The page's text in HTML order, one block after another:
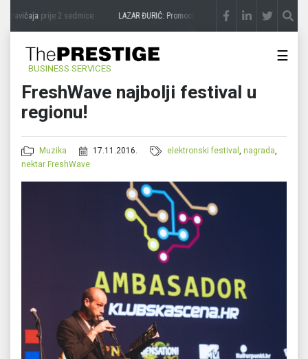
zavičajaprije 2 sedmice LAZAR ĐURIĆ: Promocija potencijal pretvara u destinaciju
BUSINESS SERVICES
☰
FreshWave najbolji festival u
regionu!
Muzika 17.11.2016. elektronski festival,nagrada,
nektar FreshWave